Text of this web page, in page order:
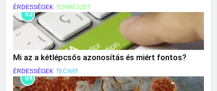
ÉRDESSÉGEK TERMÉSZET
83
Mi az a kétlépcsős azonosítás és miért fontos?
ÉRDESSÉGEK TECH/IT
84